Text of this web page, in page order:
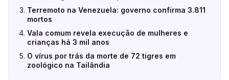
Terremoto na Venezuela: governo confirma 3.811
mortos
Vala comum revela execução de mulheres e
crianças há 3 mil anos
O vírus por trás da morte de 72 tigres em
zoológico na Tailândia